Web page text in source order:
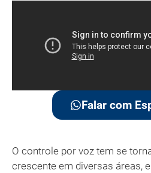
Falar com
O controle por voz tem se
crescente em diversas áreas,